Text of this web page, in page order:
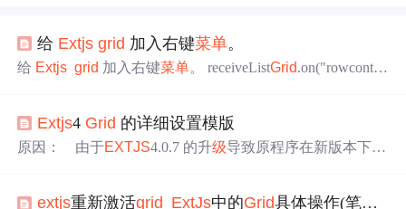
给 Extjs grid 加入右键菜单。
给 Extjs grid 加入右键菜单。 receiveListGrid.on("rowcontex
Extjs4 Grid 的详细设置模版
原因： 由于EXTJS4.0.7 的升级导致原程序在新版本下许
例子：[Grid.js] Ext.Loader.setConfig({ enabled: true }); functio
extjs重新激活grid ExtJs中的Grid具体操作(笔记及心得)